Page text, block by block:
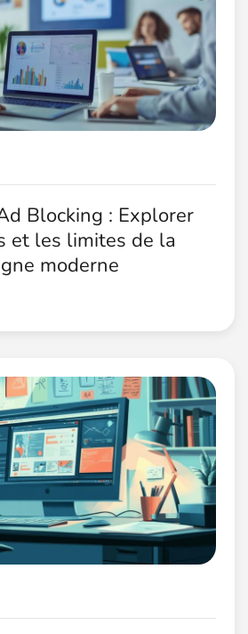
Blocking : Explorer
et les limites de la
moderne